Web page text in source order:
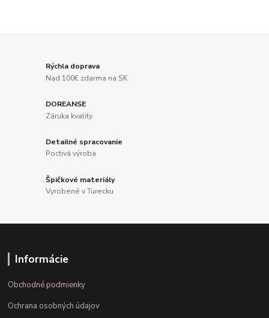
Rýchla doprava
Nad 100€ zdarma na SK
DOREANSE
Záruka kvality
Detailné spracovanie
Poctivá výroba
Špičkové materiály
Vyrobené v Turecku
Informácie
Obchodné podmienky
Ochrana osobných údajov